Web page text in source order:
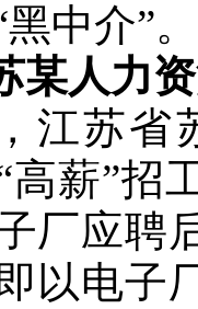
中介”。
某人力
江苏省
高薪”招
厂应聘
以电子